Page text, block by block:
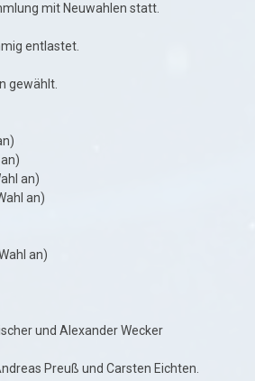
mit Neuwahlen statt.
entlastet.
gewählt.
an)
an)
an)
und Alexander Wecker
Preuß und Carsten Eichten.